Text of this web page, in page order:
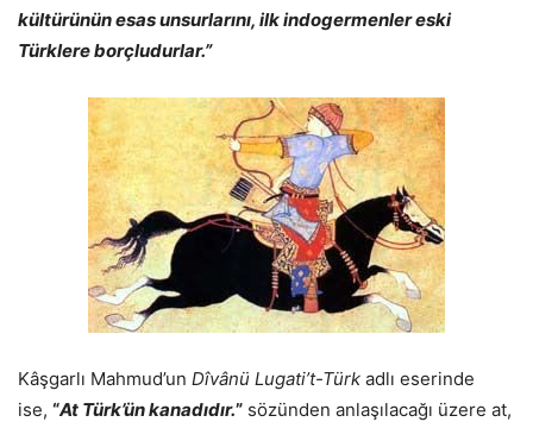
kültürünün esas unsurlarını, ilk indogermenler eski
Türklere borçludurlar.”
Kâşgarlı Mahmud’un Dîvânü Lugati’t-Türk adlı eserinde
ise, “At Türk’ün kanadıdır.” sözünden anlaşılacağı üzere at,